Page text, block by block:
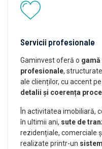
Servicii profesionale
Gaminvest oferă o
profesionale,
ale clienților, cu accent pe
detalii și coerența
În activitatea imobiliară,
în ultimii ani, sute de
rezidențiale, comerciale
realizate printr-un